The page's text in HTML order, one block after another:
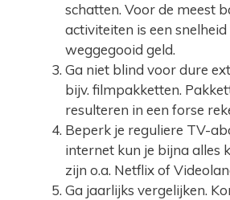
schatten. Voor de meest
activiteiten is een
weggegooid geld.
Ga niet blind voor dure
bijv. filmpakketten.
resulteren in een forse
Beperk je reguliere TV-
internet kun je bijna alles
zijn o.a. Netflix of
Ga jaarlijks vergelijken.